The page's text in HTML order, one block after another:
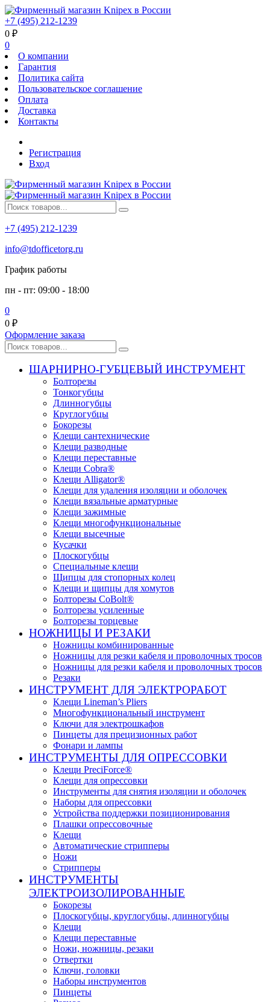
+7 (495) 212-1239
0 ₽
0
О компании
Гарантия
Политика сайта
Пользовательское соглашение
Оплата
Доставка
Контакты
Регистрация
Вход
+7 (495) 212-1239
info@tdofficetorg.ru
График работы
пн - пт: 09:00 - 18:00
0
0 ₽
Оформление заказа
ШАРНИРНО-ГУБЦЕВЫЙ ИНСТРУМЕНТ
Болторезы
Тонкогубцы
Длинногубцы
Круглогубцы
Бокорезы
Клещи сантехнические
Клещи разводные
Клещи переставные
Клещи Cobra®
Клещи Alligator®
Клещи для удаления изоляции и оболочек
Клещи вязальные арматурные
Клещи зажимные
Клещи многофункциональные
Клещи высечные
Кусачки
Плоскогубцы
Специальные клещи
Щипцы для стопорных колец
Клещи и щипцы для хомутов
Болторезы CoBolt®
Болторезы усиленные
Болторезы торцевые
НОЖНИЦЫ И РЕЗАКИ
Ножницы комбинированные
Ножницы для резки кабеля и проволочных тросов
Ножницы для резки кабеля и проволочных тросов
Резаки
ИНСТРУМЕНТ ДЛЯ ЭЛЕКТРОРАБОТ
Клещи Lineman’s Pliers
Многофункциональный инструмент
Ключи для электрошкафов
Пинцеты для прецизионных работ
Фонари и лампы
ИНСТРУМЕНТЫ ДЛЯ ОПРЕССОВКИ
Клещи PreciForce®
Клещи для опрессовки
Инструменты для снятия изоляции и оболочек
Наборы для опрессовки
Устройства поддержки позиционирования
Плашки опрессовочные
Клещи
Автоматические стрипперы
Ножи
Стрипперы
ИНСТРУМЕНТЫ
ЭЛЕКТРОИЗОЛИРОВАННЫЕ
Бокорезы
Плоскогубцы, круглогубцы, длинногубцы
Клещи
Клещи переставные
Ножи, ножницы, резаки
Отвертки
Ключи, головки
Наборы инструментов
Пинцеты